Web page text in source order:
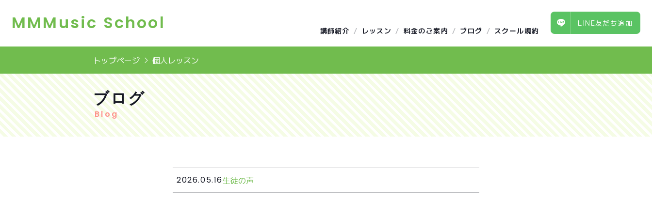
MMMusic School 講師紹介 レッスン 料金のご案内 ブログ スクール規約
LINE友だち追加
トップページ 個人レッスン
ブログ
Blog
2026.05.16生徒の声